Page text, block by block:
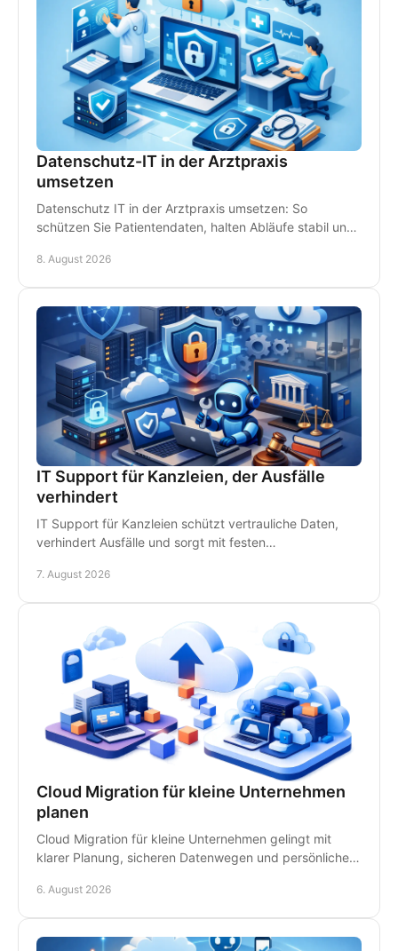
Datenschutz-IT in der Arztpraxis
umsetzen
Datenschutz IT in der Arztpraxis umsetzen: So
schützen Sie Patientendaten, halten Abläufe stabil und
8. August 2026
IT Support für Kanzleien, der Ausfälle
verhindert
IT Support für Kanzleien schützt vertrauliche Daten,
verhindert Ausfälle und sorgt mit festen
Kanzleialltag.
7. August 2026
Cloud Migration für kleine Unternehmen
planen
Cloud Migration für kleine Unternehmen gelingt mit
klarer Planung, sicheren Datenwegen und persönlicher
6. August 2026